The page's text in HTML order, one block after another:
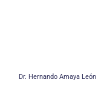
Dr. Hernando Amaya León